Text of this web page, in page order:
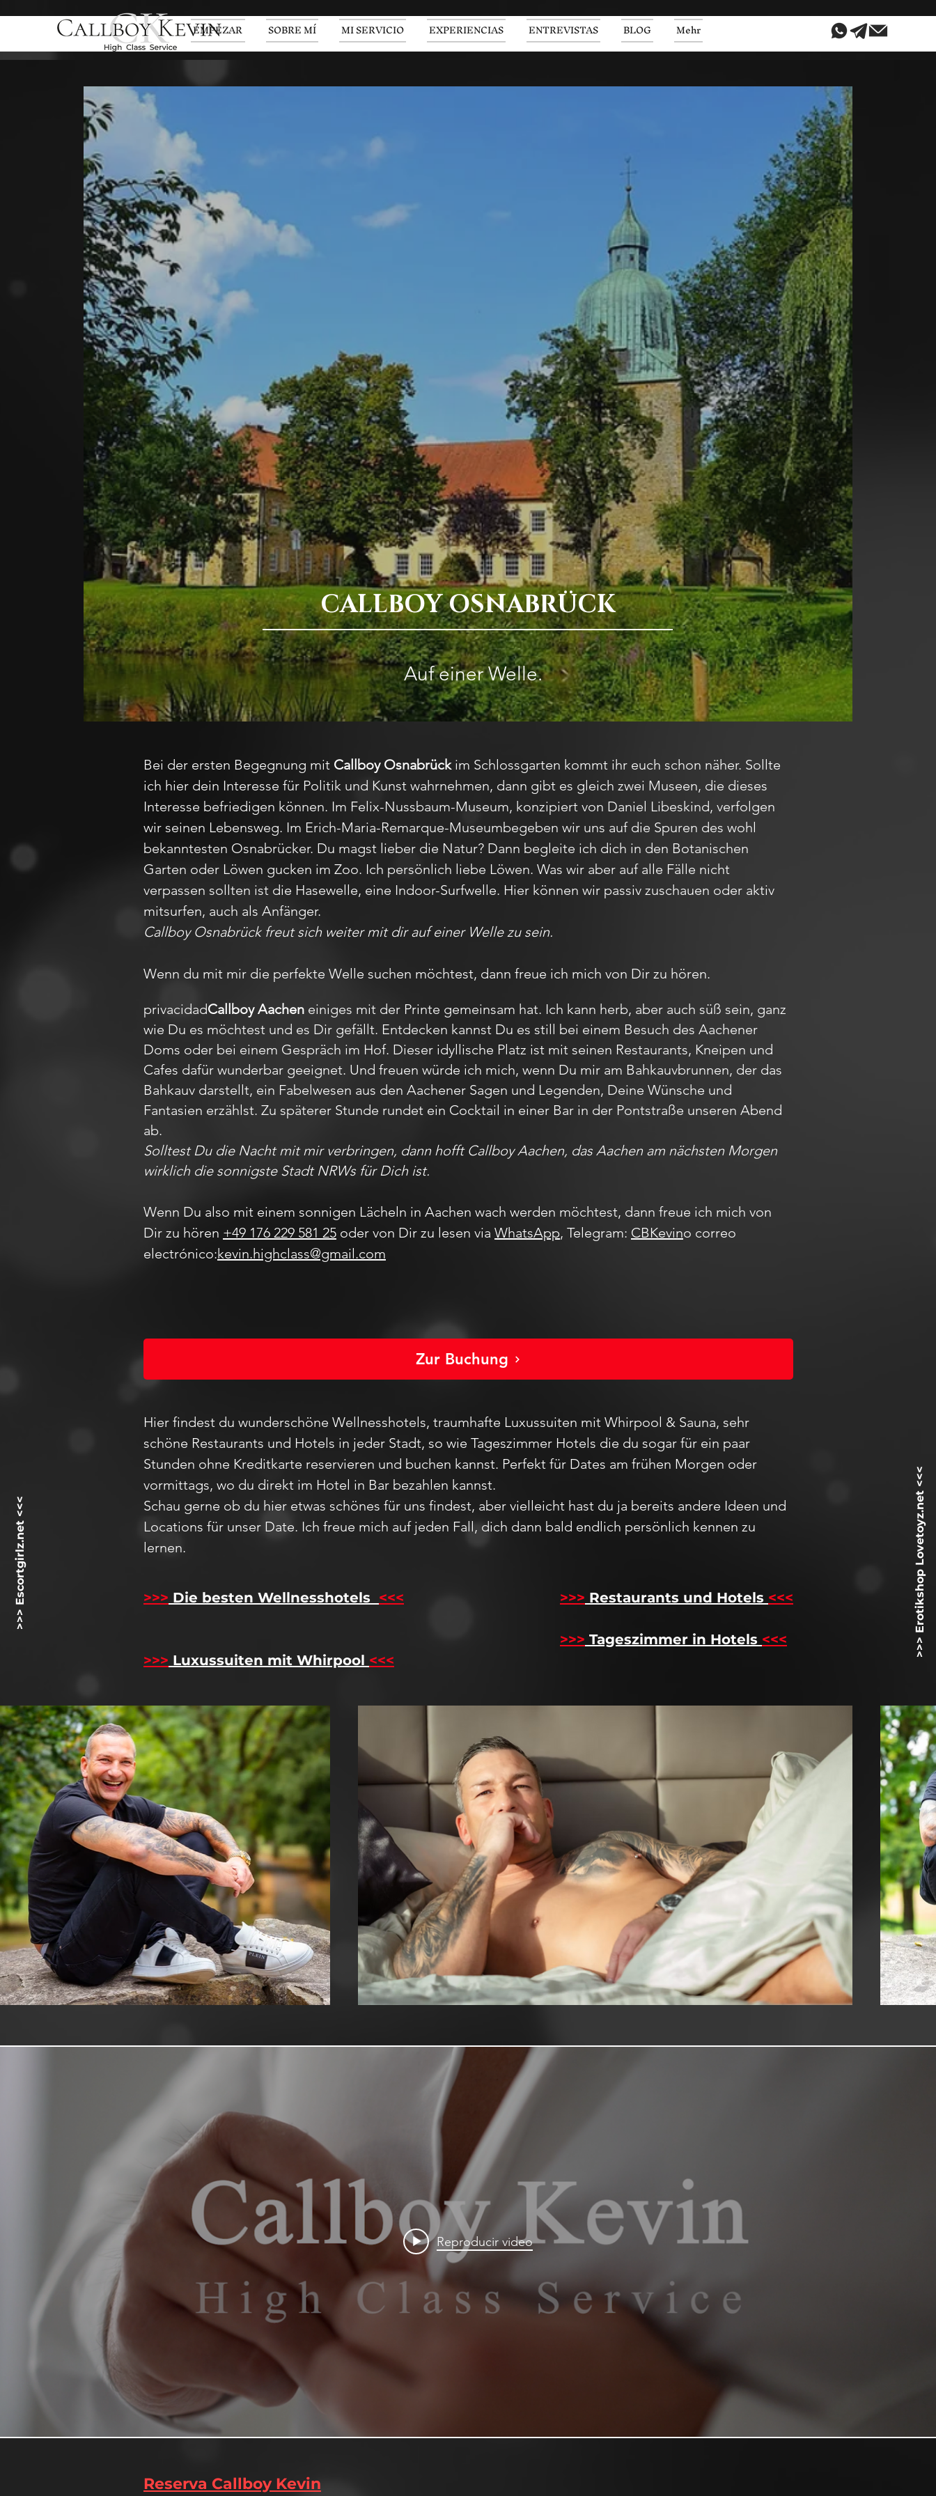
EMPEZAR SOBRE MÍ MI SERVICIO EXPERIENCIAS ENTREVISTAS BLOG Mehr
>>> Erotikshop Lovetoyz.net <<<
>>> Escortgirlz.net <<<
CALLBOY OSNABRÜCK
Auf einer Welle.
Bei der ersten Begegnung mit Callboy Osnabrückim Schlossgarten kommt ihr euch schon näher. Sollte
ich hier dein Interesse für Politik und Kunst wahrnehmen, dann gibt es gleich zwei Museen, die dieses
Interesse befriedigen können. Im Felix-Nussbaum-Museum, konzipiert von Daniel Libeskind, verfolgen
wir seinen Lebensweg. Im Erich-Maria-Remarque-Museumbegeben wir uns auf die Spuren des wohl
bekanntesten Osnabrücker. Du magst lieber die Natur? Dann begleite ich dich in den Botanischen
Garten oder Löwen gucken im Zoo. Ich persönlich liebe Löwen. Was wir aber auf alle Fälle nicht
verpassen sollten ist die Hasewelle, eine Indoor-Surfwelle. Hier können wir passiv zuschauen oder aktiv
mitsurfen, auch als Anfänger.
Callboy Osnabrück freut sich weiter mit dir auf einer Welle zu sein.
Wenn du mit mir die perfekte Welle suchen möchtest, dann freue ich mich von Dir zu hören.
privacidadCallboy Aachen einiges mit der Printe gemeinsam hat. Ich kann herb, aber auch süß sein, ganz
wie Du es möchtest und es Dir gefällt. Entdecken kannst Du es still bei einem Besuch des Aachener
Doms oder bei einem Gespräch im Hof. Dieser idyllische Platz ist mit seinen Restaurants, Kneipen und
Cafes dafür wunderbar geeignet. Und freuen würde ich mich, wenn Du mir am Bahkauvbrunnen, der das
Bahkauv darstellt, ein Fabelwesen aus den Aachener Sagen und Legenden, Deine Wünsche und
Fantasien erzählst. Zu späterer Stunde rundet ein Cocktail in einer Bar in der Pontstraße unseren Abend
ab.
Solltest Du die Nacht mit mir verbringen, dann hofft Callboy Aachen, das Aachen am nächsten Morgen
wirklich die sonnigste Stadt NRWs für Dich ist.
Wenn Du also mit einem sonnigen Lächeln in Aachen wach werden möchtest, dann freue ich mich von
Dir zu hören +49 176 229 581 25 oder von Dir zu lesen via WhatsApp, Telegram: CBKevino correo
electrónico:kevin.highclass@gmail.com
Zur Buchung
Hier findest du wunderschöne Wellnesshotels, traumhafte Luxussuiten mit Whirpool & Sauna, sehr
schöne Restaurants und Hotels in jeder Stadt, so wie Tageszimmer Hotels die du sogar für ein paar
Stunden ohne Kreditkarte reservieren und buchen kannst. Perfekt für Dates am frühen Morgen oder
vormittags, wo du direkt im Hotel in Bar bezahlen kannst.
Schau gerne ob du hier etwas schönes für uns findest, aber vielleicht hast du ja bereits andere Ideen und
Locations für unser Date. Ich freue mich auf jeden Fall, dich dann bald endlich persönlich kennen zu
lernen.
>>> Die besten Wellnesshotels <<<
>>> Luxussuiten mit Whirpool <<<
>>> Restaurants und Hotels <<<
>>> Tageszimmer in Hotels <<<
Reproducir video
Reserva Callboy Kevin